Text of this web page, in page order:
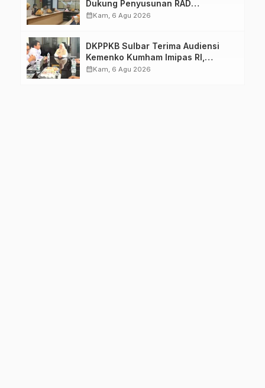
Dukung Penyusunan RAD
TPB/SDGs Sulawesi Barat
calendar_monthKam, 6 Agu 2026
DKPPKB Sulbar Terima Audiensi
Kemenko Kumham Imipas RI,
Perkuat Pelayanan Kesehatan bagi
calendar_monthKam, 6 Agu 2026